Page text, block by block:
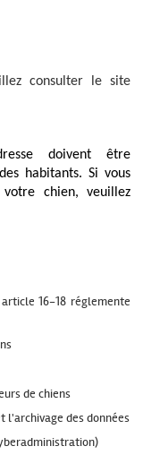
consulter le site
doivent être
habitants. Si vous
chien, veuillez
16-18 réglemente
de chiens
des données